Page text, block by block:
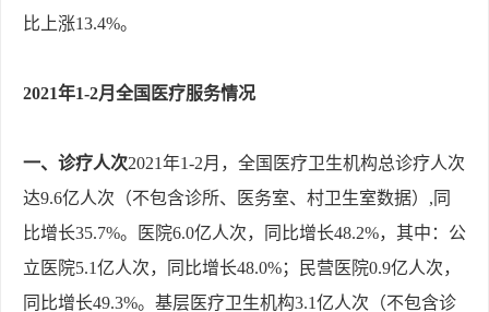
比上涨13.4%。
2021年1-2月全国医疗服务情况
一、诊疗人次2021年1-2月，全国医疗卫生机构总诊疗人次
达9.6亿人次（不包含诊所、医务室、村卫生室数据）,同
比增长35.7%。医院6.0亿人次，同比增长48.2%，其中：公
立医院5.1亿人次，同比增长48.0%；民营医院0.9亿人次，
同比增长49.3%。基层医疗卫生机构3.1亿人次（不包含诊